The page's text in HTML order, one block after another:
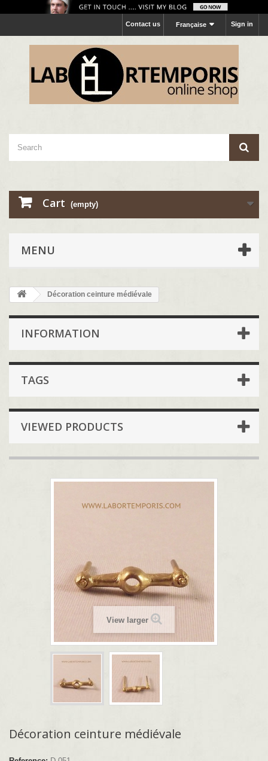
Sign in
Française
Contact us
Cart (empty)
MENU
Décoration ceinture médiévale
INFORMATION
TAGS
VIEWED PRODUCTS
View larger
Décoration ceinture médiévale